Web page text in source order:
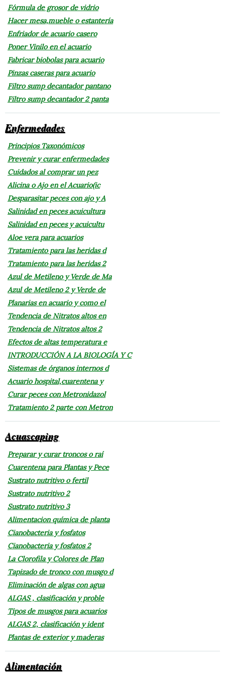
Fórmula de grosor de vidrio
Hacer mesa,mueble o estantería
Enfriador de acuario casero
Poner Vinilo en el acuario
Fabricar biobolas para acuario
Pinzas caseras para acuario
Filtro sump decantador pantano
Filtro sump decantador 2 panta
Enfermedades
Principios Taxonómicos
Prevenir y curar enfermedades
Cuidados al comprar un pez
Alicina o Ajo en el Acuario(ic
Desparasitar peces con ajo y A
Salinidad en peces acuicultura
Salinidad en peces y acuicultu
Aloe vera para acuarios
Tratamiento para las heridas d
Tratamiento para las heridas 2
Azul de Metileno y Verde de Ma
Azul de Metileno 2 y Verde de
Planarias en acuario y como el
Tendencia de Nitratos altos en
Tendencia de Nitratos altos 2
Efectos de altas temperatura e
INTRODUCCIÓN A LA BIOLOGÍA Y C
Sistemas de órganos internos d
Acuario hospital,cuarentena y
Curar peces con Metronidazol
Tratamiento 2 parte con Metron
Acuascaping
Preparar y curar troncos o raí
Cuarentena para Plantas y Pece
Sustrato nutritivo o fertil
Sustrato nutritivo 2
Sustrato nutritivo 3
Alimentacion química de planta
Cianobacteria y fosfatos
Cianobacteria y fosfatos 2
La Clorofila y Colores de Plan
Tapizado de tronco con musgo d
Eliminación de algas con agua
ALGAS , clasificación y proble
Tipos de musgos para acuarios
ALGAS 2, clasificación y ident
Plantas de exterior y maderas
Alimentación